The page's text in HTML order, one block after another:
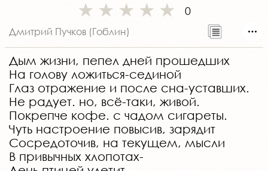
0
Дмитрий Пучков (Гоблин)
Дым жизни, пепел дней прошедших
На голову ложиться-сединой
Глаз отражение и после сна-уставших.
Не радует. но, всё-таки, живой.
Покрепче кофе. с чадом сигареты.
Чуть настроение повысив, зарядит
Сосредоточив, на текущем, мысли
В привычных хлопотах-